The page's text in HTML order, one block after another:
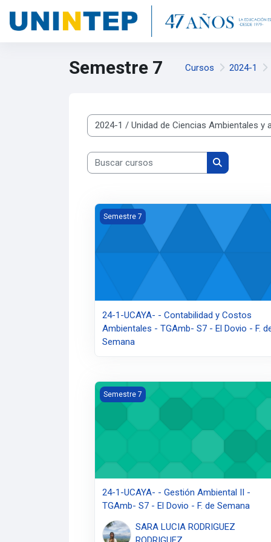
Semestre 7 Cursos 2024-1
Categorías de curso
Buscar cursos
Buscar
24-1-UCAYA- - Contabilidad y Costos
Semestre 7
24-1-UCAYA- - Contabilidad y Costos
Ambientales - TGAmb- S7 - El Dovio - F.
Semana
24-1-UCAYA- - Gestión Ambiental II -
Semestre 7
24-1-UCAYA- - Gestión Ambiental II -
TGAmb- S7 - El Dovio - F. de Semana
SARA LUCIA RODRIGUEZ